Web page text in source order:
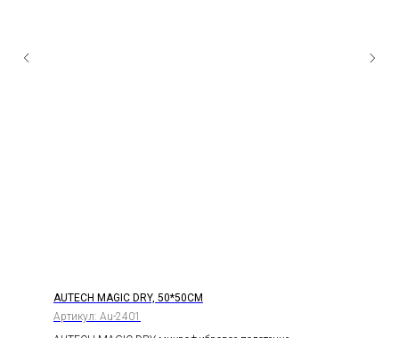
AUTECH MAGIC DRY, 50*50СМ
Артикул: Au-2401